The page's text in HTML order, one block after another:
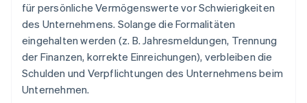
für persönliche Vermögenswerte vor Schwierigkeiten
des Unternehmens. Solange die Formalitäten
eingehalten werden (z. B. Jahresmeldungen, Trennung
der Finanzen, korrekte Einreichungen), verbleiben die
Schulden und Verpflichtungen des Unternehmens beim
Unternehmen.